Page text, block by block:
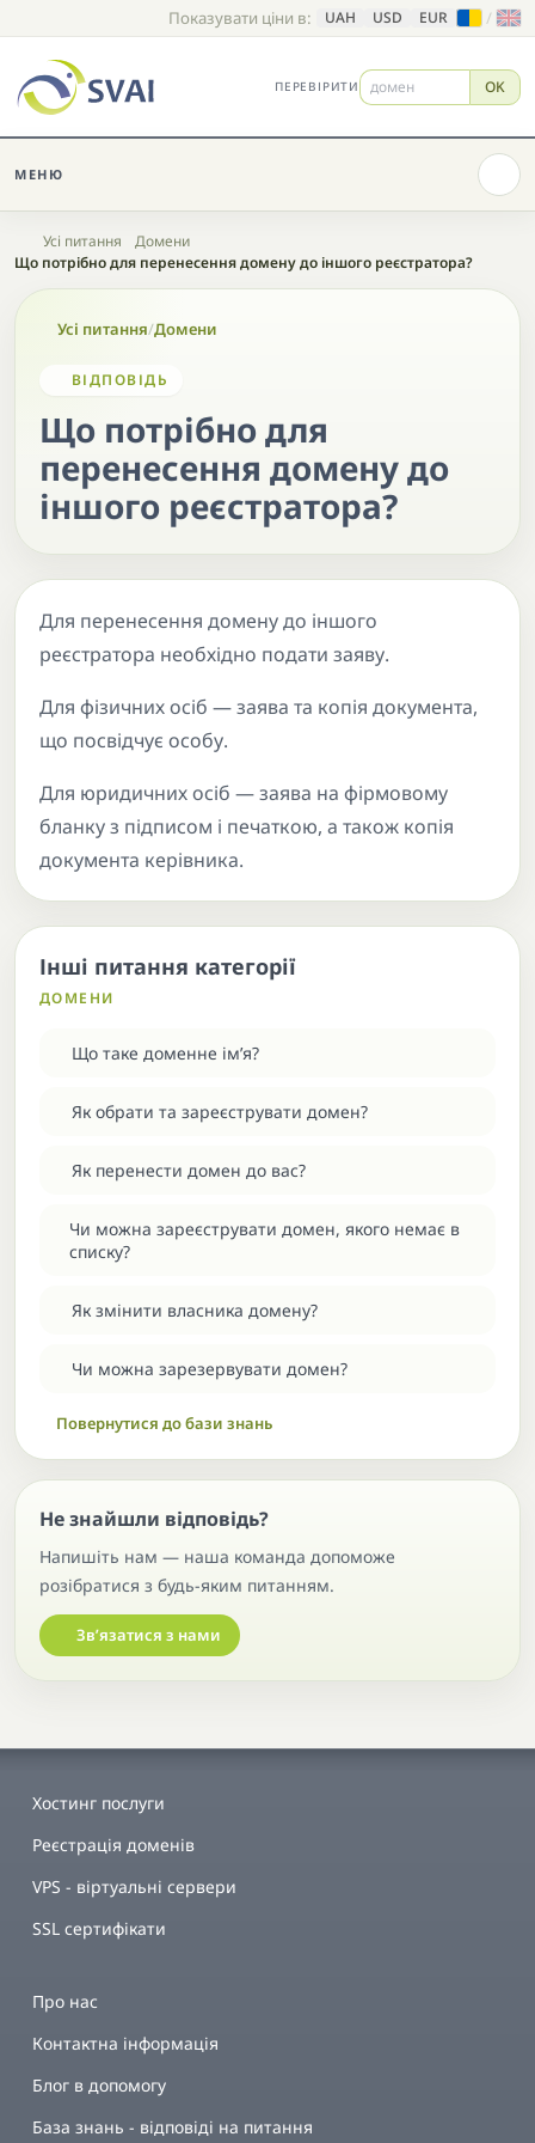
Показувати ціни в: UAH USD EUR /
ПЕРЕВІРИТИ OK
МЕНЮ
Головна
Усі питання
Домени
Що потрібно для перенесення домену до іншого реєстратора?
Усі питання/Домени
ВІДПОВІДЬ
Що потрібно для
перенесення домену до
іншого реєстратора?
Для перенесення домену до іншого
реєстратора необхідно подати заяву.
Для фізичних осіб — заява та копія документа,
що посвідчує особу.
Для юридичних осіб — заява на фірмовому
бланку з підписом і печаткою, а також копія
документа керівника.
Інші питання категорії
ДОМЕНИ
Що таке доменне ім’я?
Як обрати та зареєструвати домен?
Як перенести домен до вас?
Чи можна зареєструвати домен, якого немає в
списку?
Як змінити власника домену?
Чи можна зарезервувати домен?
Повернутися до бази знань
Не знайшли відповідь?
Напишіть нам — наша команда допоможе
розібратися з будь-яким питанням.
Звʼязатися з нами
Хостинг послуги
Реєстрація доменів
VPS - віртуальні сервери
SSL сертифікати
Про нас
Контактна інформація
Блог в допомогу
База знань - відповіді на питання